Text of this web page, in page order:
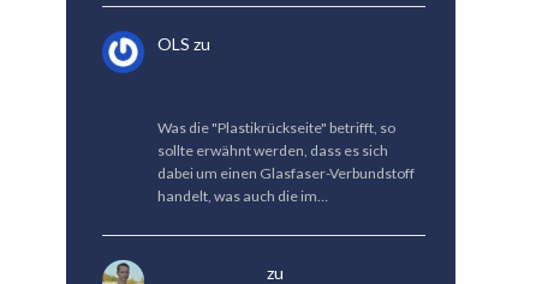
OLS zu
Was die "Plastikrückseite" betrifft, so
sollte erwähnt werden, dass es sich
dabei um einen Glasfaser-Verbundstoff
handelt, was auch die im…
zu